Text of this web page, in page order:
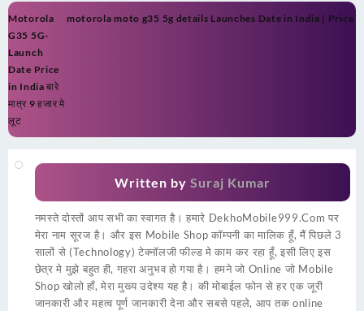
Post
navigation
Motorola
G35 5G-
Launch
Date Price
in India बारे
मात्र 9 हजार मे
लूट
motorola moto g35 5g details Launches Date in India | Price
Written by Suraj Kumar
नमस्ते दोस्तों आप सभी का स्वागत है। हमारे DekhoMobile999.Com पर
मेरा नाम सूरज है। और इस Mobile Shop कॉम्पनी का मालिक हूँ, मैं पिछले 3
सालों से (Technology) टेक्नॉलजी फील्ड मे काम कर रहा हूँ, इसी लिए इस
छेत्र मे मुझे बहुत ही, गहरा अनुभव हो गया है। हमने जो Online जो Mobile
Shop खोलो हाँ, मेरा मुख्य उदेश्य यह है। की मोबाईल फोन से हर एक जूरी
जानकारी और महत्व पूर्ण जानकारी देना और सबसे पहले, आप तक online